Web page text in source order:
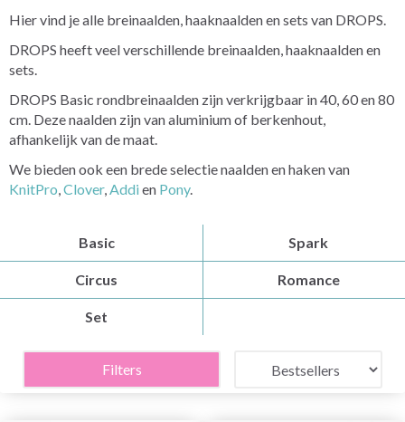
Hier vind je alle breinaalden, haaknaalden en sets van DROPS.
DROPS heeft veel verschillende breinaalden, haaknaalden en
sets.
DROPS Basic rondbreinaalden zijn verkrijgbaar in 40, 60 en 80
cm. Deze naalden zijn van aluminium of berkenhout,
afhankelijk van de maat.
We bieden ook een brede selectie naalden en haken van
KnitPro,Clover,Addien Pony.
Basic Spark
Circus Romance
Set
Filters